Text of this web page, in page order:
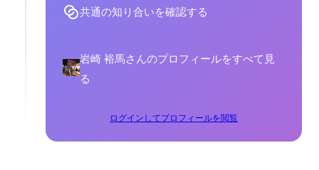
共通の知り合いを確認する
岩崎 裕馬さんのプロフィールをすべて見
る
ログインしてプロフィールを閲覧